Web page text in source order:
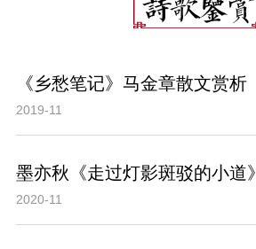
《乡愁笔记》马金章散文赏析
2019-11
墨亦秋《走过灯影斑驳的小道》
2020-11